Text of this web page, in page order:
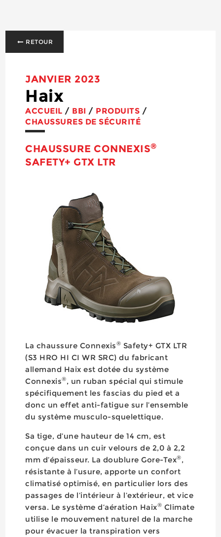
RETOUR
JANVIER 2023
Haix
ACCUEIL / BBI / PRODUITS /
CHAUSSURES DE SÉCURITÉ
CHAUSSURE CONNEXIS®
SAFETY+ GTX LTR
La chaussure Connexis® Safety+ GTX LTR
(S3 HRO HI CI WR SRC) du fabricant
allemand Haix est dotée du système
Connexis®, un ruban spécial qui stimule
spécifiquement les fascias du pied et a
donc un effet anti-fatigue sur l’ensemble
du système musculo-squelettique.
Sa tige, d’une hauteur de 14 cm, est
conçue dans un cuir velours de 2,0 à 2,2
mm d’épaisseur. La doublure Gore-Tex®,
résistante à l’usure, apporte un confort
climatisé optimisé, en particulier lors des
passages de l’intérieur à l’extérieur, et vice
versa. Le système d‘aération Haix® Climate
utilise le mouvement naturel de la marche
pour évacuer la transpiration vers